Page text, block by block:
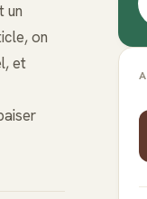
un
on
et